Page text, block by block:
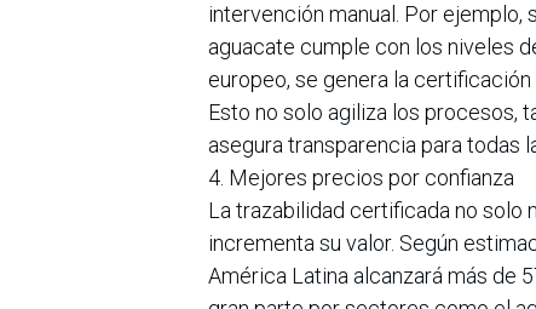
intervención manual. Por ejemplo,
aguacate cumple con los niveles
europeo, se genera la
Esto no solo agiliza los procesos,
asegura transparencia para todas
4. Mejores precios por confianza
La trazabilidad certificada no solo
incrementa su valor. Según
América Latina alcanzará más de